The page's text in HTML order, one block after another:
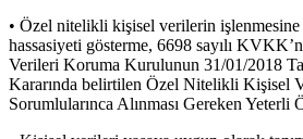
• Özel nitelikli kişisel verilerin işlenmesine
hassasiyeti gösterme, 6698 sayılı
Verileri Koruma Kurulunun 31/01/2018
Kararında belirtilen Özel Nitelikli Kişisel
Sorumlularınca Alınması Gereken Yeterli